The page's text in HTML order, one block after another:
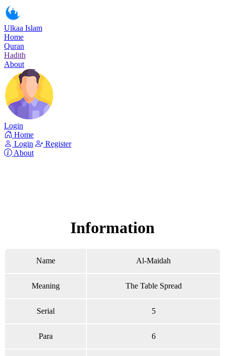
Ulkaa Islam
Home
Quran
Hadith
About
Login
Home
Login
Register
About
Information
Name Al-Maidah
Meaning The Table Spread
Serial 5
Para 6